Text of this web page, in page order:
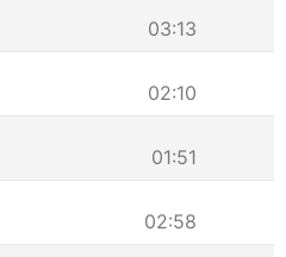
03:13
02:10
01:51
02:58